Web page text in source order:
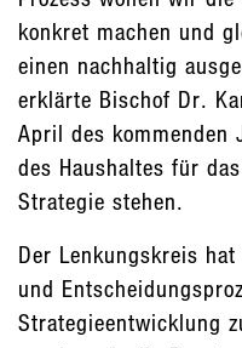
konkret machen und
einen nachhaltig
erklärte Bischof Dr.
April des kommenden
des Haushaltes für
Strategie stehen.
Der Lenkungskreis
und
Strategieentwicklung